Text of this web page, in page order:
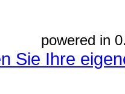
powered in
Sie Ihre